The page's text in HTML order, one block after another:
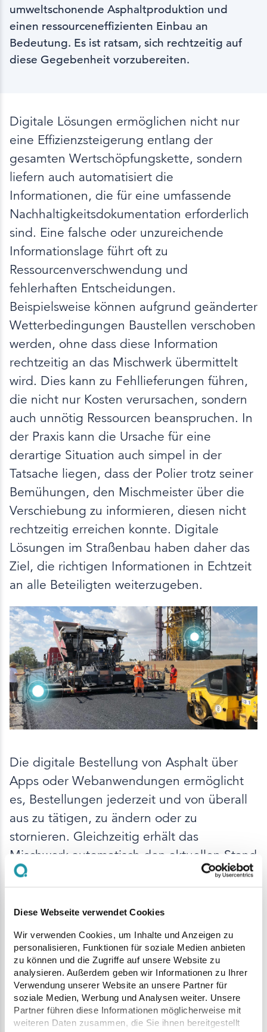
Diese Webseite verwendet Cookies
Wir verwenden Cookies, um Inhalte und Anzeigen zu
personalisieren, Funktionen für soziale Medien anbieten
zu können und die Zugriffe auf unsere Website zu
analysieren. Außerdem geben wir Informationen zu Ihrer
Verwendung unserer Website an unsere Partner für
soziale Medien, Werbung und Analysen weiter. Unsere
Partner führen diese Informationen möglicherweise mit
weiteren Daten zusammen, die Sie ihnen bereitgestellt
umweltschonende Asphaltproduktion und
einen ressourceneffizienten Einbau an
Bedeutung. Es ist ratsam, sich rechtzeitig auf
diese Gegebenheit vorzubereiten.
Digitale Lösungen ermöglichen nicht nur
eine Effizienzsteigerung entlang der
gesamten Wertschöpfungskette, sondern
liefern auch automatisiert die
Informationen, die für eine umfassende
Nachhaltigkeitsdokumentation erforderlich
sind. Eine falsche oder unzureichende
Informationslage führt oft zu
Ressourcenverschwendung und
fehlerhaften Entscheidungen.
Beispielsweise können aufgrund geänderter
Wetterbedingungen Baustellen verschoben
werden, ohne dass diese Information
rechtzeitig an das Mischwerk übermittelt
wird. Dies kann zu Fehllieferungen führen,
die nicht nur Kosten verursachen, sondern
auch unnötig Ressourcen beanspruchen. In
der Praxis kann die Ursache für eine
derartige Situation auch simpel in der
Tatsache liegen, dass der Polier trotz seiner
Bemühungen, den Mischmeister über die
Verschiebung zu informieren, diesen nicht
rechtzeitig erreichen konnte. Digitale
Lösungen im Straßenbau haben daher das
Ziel, die richtigen Informationen in Echtzeit
an alle Beteiligten weiterzugeben.
Die digitale Bestellung von Asphalt über
Apps oder Webanwendungen ermöglicht
es, Bestellungen jederzeit und von überall
aus zu tätigen, zu ändern oder zu
stornieren. Gleichzeitig erhält das
Mischwerk automatisch den aktuellen Stand
der Bestellungen, um optimale
Produktionsreihenfolgen planen zu können.
Die gemeinsame Produktion identischer
Asphaltrezepte trägt zur Einsparung von
Energie bei.
Wird auch der Transport in die digitale
Informationskette eingebunden, so kann